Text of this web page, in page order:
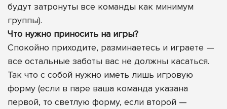
будут затронуты все команды как минимум
группы).
Что нужно приносить на игры?
Спокойно приходите, разминаетесь и играете —
все остальные заботы вас не должны касаться.
Так что с собой нужно иметь лишь игровую
форму (если в паре ваша команда указана
первой, то светлую форму, если второй —